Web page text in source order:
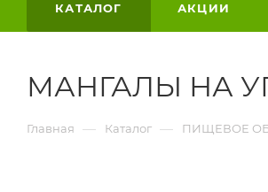
КАТАЛОГ АКЦИИ
МАНГАЛЫ НА
Главная — Каталог — ПИЩЕВОЕ